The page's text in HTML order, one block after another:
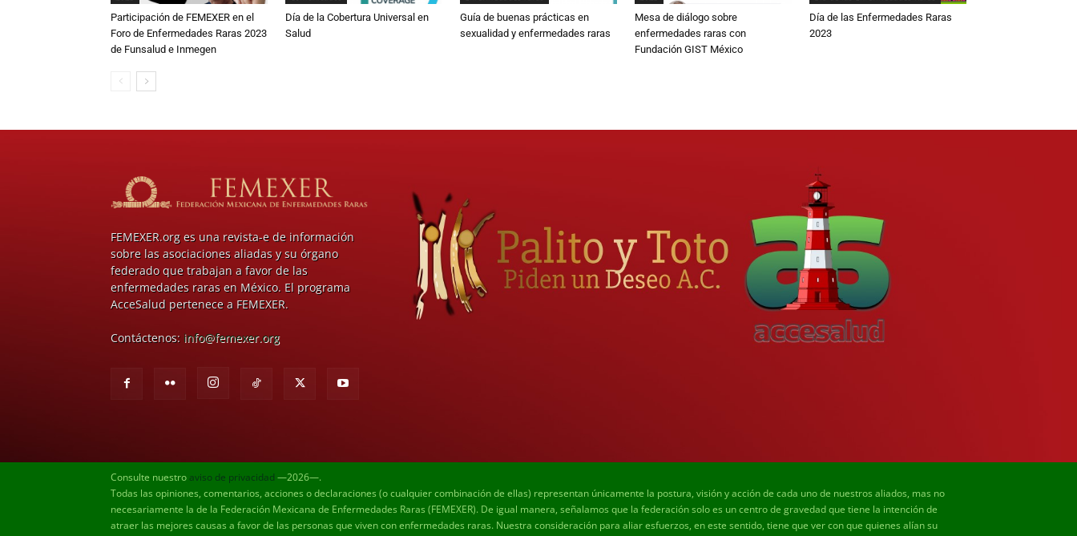
Participación de FEMEXER en el
Foro de Enfermedades Raras 2023
de Funsalud e Inmegen
Día de la Cobertura Universal en
Salud
Guía de buenas prácticas en
sexualidad y enfermedades raras
Mesa de diálogo sobre
enfermedades raras con
Fundación GIST México
Día de las Enfermedades Raras
2023
FEMEXER.org es una revista-e de información
sobre las asociaciones aliadas y su órgano
federado que trabajan a favor de las
enfermedades raras en México. El programa
AcceSalud pertenece a FEMEXER.
Contáctenos: info@femexer.org
Consulte nuestro aviso de privacidad —2026—.
Todas las opiniones, comentarios, acciones o declaraciones (o cualquier combinación de ellas) representan únicamente la postura, visión y acción de cada uno de nuestros aliados, mas no
necesariamente la de la Federación Mexicana de Enfermedades Raras (FEMEXER). De igual manera, señalamos que la federación solo es un centro de gravedad que tiene la intención de
atraer las mejores causas a favor de las personas que viven con enfermedades raras. Nuestra consideración para aliar esfuerzos, en este sentido, tiene que ver con que quienes alían su